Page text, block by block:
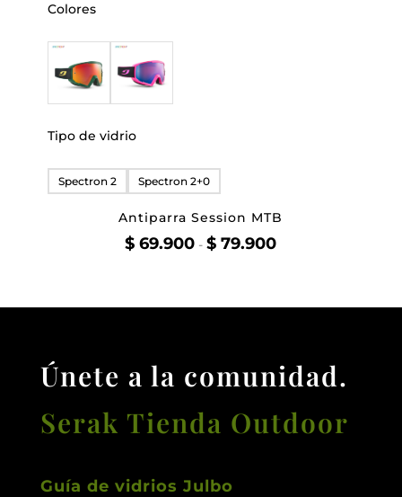
Colores
Tipo de vidrio
Spectron 2 Spectron 2+0
Antiparra Session MTB
$ 69.900 - $ 79.900Rango
$ 79.900
Únete a la comunidad.
Serak Tienda Outdoor
Guía de vidrios Julbo